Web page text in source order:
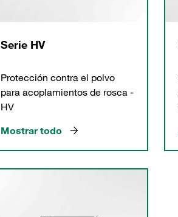
Serie HV
Protección contra el polvo
para acoplamientos de rosca -
HV
Mostrar todo